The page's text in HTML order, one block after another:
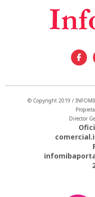
© Copyright 2019 /
Director